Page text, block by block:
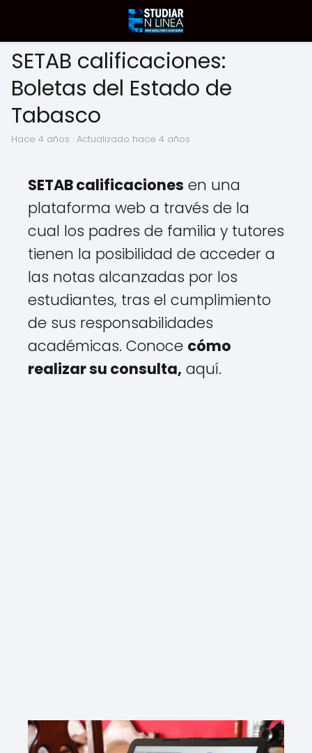
SETAB calificaciones:
Boletas del Estado de
Tabasco
hace 4 años · Actualizado hace 4 años
SETAB calificaciones en una
plataforma web a través de la
cual los padres de familia y tutores
tienen la posibilidad de acceder a
las notas alcanzadas por los
estudiantes, tras el cumplimiento
de sus responsabilidades
académicas. Conoce cómo
realizar su consulta, aquí.